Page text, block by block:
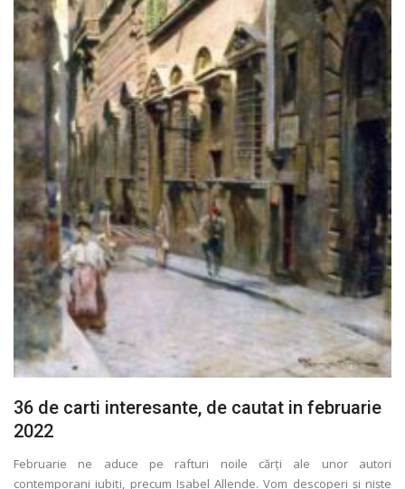
36 de carti interesante, de cautat in februarie
2022
Februarie ne aduce pe rafturi noile cărţi ale unor autori
contemporani iubiţi, precum Isabel Allende. Vom descoperi și niște